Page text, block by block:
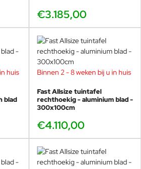
€3.185,00
huis
blad
Binnen 2 - 8 weken bij u in huis
Fast Allsize tuintafel
rechthoekig - aluminium blad -
300x100cm
€4.110,00